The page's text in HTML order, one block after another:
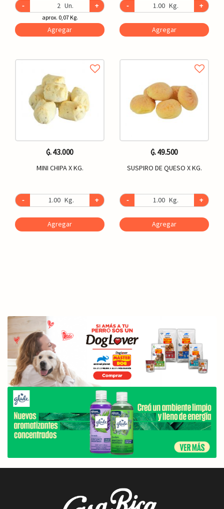
- Un. +
aprox. 0,07 Kg.
Agregar
- Kg. +
Agregar
₲. 43.000
MINI CHIPA X KG.
- Kg. +
Agregar
₲. 49.500
SUSPIRO DE QUESO X KG.
- Kg. +
Agregar